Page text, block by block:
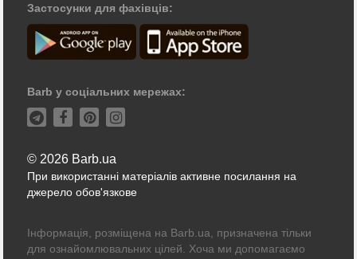
Застосунки для фахівців:
Barb у соціальних мережах:
© 2026 Barb.ua
При використанні матеріалів активне посилання на
джерело обов'язкове
Інформація, розміщена на Barb.ua, призначена тільки
для ознайомлювальних цілей. Хоча ми допомагаємо